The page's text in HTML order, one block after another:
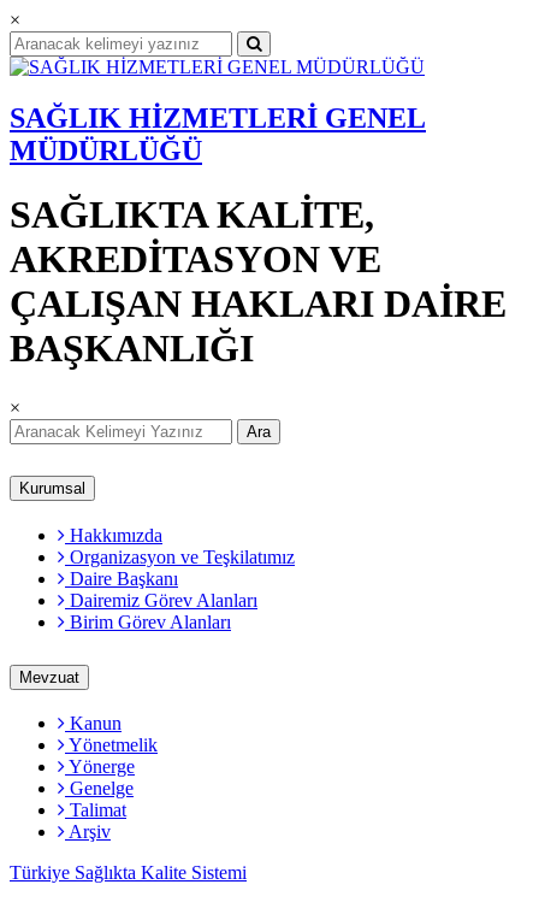
×
SAĞLIK HİZMETLERİ GENEL
MÜDÜRLÜĞÜ
SAĞLIKTA KALİTE,
AKREDİTASYON VE
ÇALIŞAN HAKLARI DAİRE
BAŞKANLIĞI
×
Ara
Kurumsal
Hakkımızda
Organizasyon ve Teşkilatımız
Daire Başkanı
Dairemiz Görev Alanları
Birim Görev Alanları
Mevzuat
Kanun
Yönetmelik
Yönerge
Genelge
Talimat
Arşiv
Türkiye Sağlıkta Kalite Sistemi